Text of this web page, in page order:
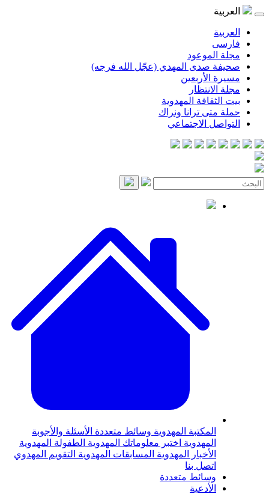
العربية
العربية
فارسی
مجلة الموعود
صحيفة صدى المهدي (عجّل الله فرجه)
مسيرة الأربعين
مجلة الانتظار
بيت الثقافة المهدوية
حملة متى ترانا ونراك
التواصل الاجتماعي
المكتبة المهدوية وسائط متعددة الأسئلة والأجوبة
المهدوية اختبر معلوماتك المهدوية الطفولة المهدوية
الأخبار المهدوية المسابقات المهدوية التقويم المهدوي
اتصل بنا
وسائط متعددة
الأدعية